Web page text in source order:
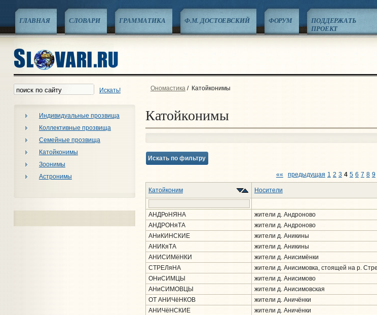
ГЛАВНАЯ СЛОВАРИ ГРАММАТИКА Ф.М. ДОСТОЕВСКИЙ ФОРУМ
ПОДДЕРЖАТЬ
ПРОЕКТ
Искать!
Индивидуальные прозвища
Коллективные прозвища
Семейные прозвища
Катойконимы
Зоонимы
Астронимы
Ономастика/ Катойконимы
Катойконимы
Искать по фильтру
«« предыдущая 1 2 3 4 5 6 7 8 9
Катойконим Носители
АНДРоНЯНА жители д. Андроново
АНДРОНяТА
жители д. Андроново
АНиКИНСКИЕ
жители д. Аникины
АНИКяТА
жители д. Аникины
АНИСИМёНКИ
жители д. Анисимёнки
СТРЕЛяНА
жители д. Анисимовка, стоящей на р.
ОНиСИМЦЫ
жители д. Анисимово
АНиСИМОВЦЫ
жители д. Анисимовская
ОТ АНИЧёНКОВ
жители д. Аничёнки
АНИЧёНСКИЕ
жители д. Аничёнки